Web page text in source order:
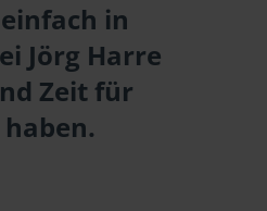
in
Jörg Harre
Zeit für